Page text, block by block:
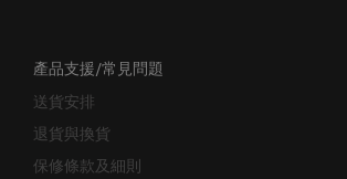
產品支援/常見問題
送貨安排
退貨與換貨
保修條款及細則